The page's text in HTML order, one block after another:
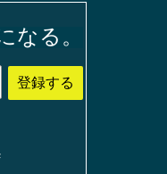
なる。
登録する